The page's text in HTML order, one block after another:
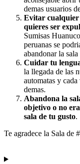
demas usuarios
Evitar cualquier
quieres ser
Sumisas
peruanas se
abandonar la
Cuidar tu
la llegada de las
automatas y cada
demas.
Abandona la
objetivo o no
sala de tu gusto.
Te agradece la Sala de